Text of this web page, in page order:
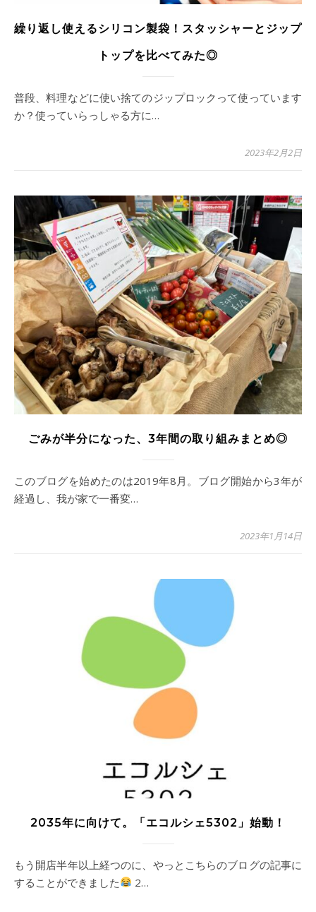
繰り返し使えるシリコン製袋！スタッシャーとジップ
トップを比べてみた◎
普段、料理などに使い捨てのジップロックって使っています
か？使っていらっしゃる方に…
2023年2月2日
ごみが半分になった、3年間の取り組みまとめ◎
このブログを始めたのは2019年8月。ブログ開始から3年が
経過し、我が家で一番変…
2023年1月14日
2035年に向けて。「エコルシェ5302」始動！
もう開店半年以上経つのに、やっとこちらのブログの記事に
することができました
2…